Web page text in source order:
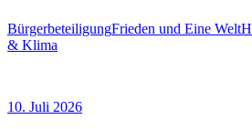
BürgerbeteiligungFrieden und Eine Welt
& Klima
10. Juli 2026